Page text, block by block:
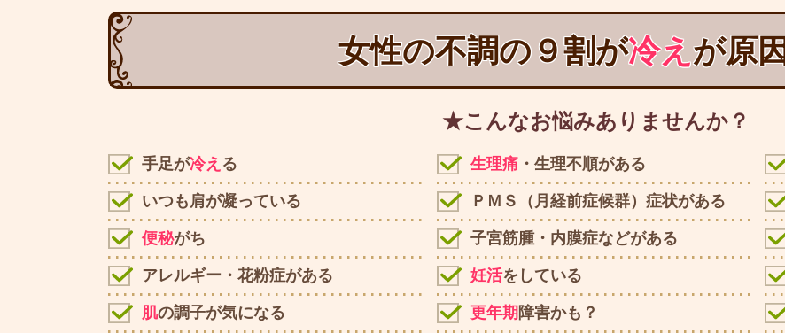
女性の不調の９割が冷え が原因
★こんなお悩みありませんか？
手足が冷え る
いつも肩が凝っている
便秘がち
アレルギー・花粉症がある
肌の調子が気になる
生理痛 ・生理不順がある
ＰＭＳ（月経前症候群）症状がある
子宮筋腫・内膜症などがある
妊活をしている
更年期障害かも？